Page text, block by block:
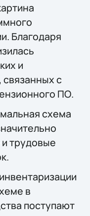
Благодаря
и
с
ПО.
схема
трудовые
в
поступают